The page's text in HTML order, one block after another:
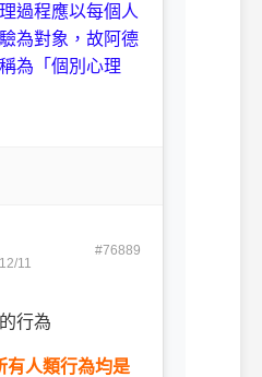
過程應以每個人
為對象，故阿德
為「個別心理
11
#76889
行為
有人類行為均是